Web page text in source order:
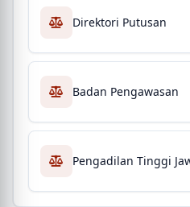
Direktori Putusan
Badan Pengawasan
Pengadilan Tinggi